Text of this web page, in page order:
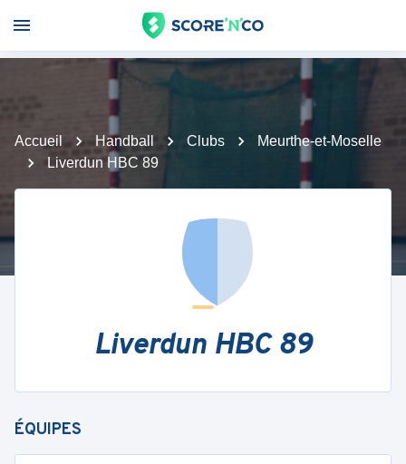
Accueil Handball Clubs
Meurthe-et-Moselle
Liverdun HBC 89
Liverdun HBC 89
ÉQUIPES